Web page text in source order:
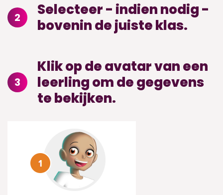
2
Selecteer - indien nodig -
bovenin de juiste klas.
3
Klik op de avatar van een
leerling om de gegevens
te bekijken.